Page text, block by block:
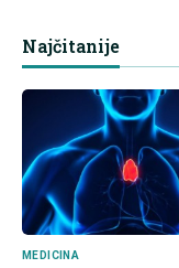
Najčitanije
MEDICINA